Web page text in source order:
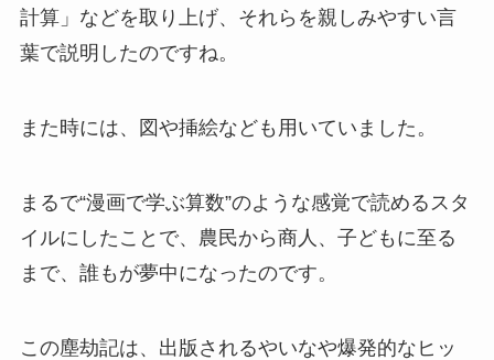
計算」などを取り上げ、それらを親しみやすい言
葉で説明したのですね。
また時には、図や挿絵なども用いていました。
まるで“漫画で学ぶ算数”のような感覚で読めるスタ
イルにしたことで、農民から商人、子どもに至る
まで、誰もが夢中になったのです。
この塵劫記は、出版されるやいなや爆発的なヒッ